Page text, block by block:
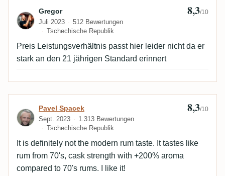
Bewertung von Gregor
Gregor
Juli 2023
512 Bewertungen
Tschechische Republik
8,3/10
Preis Leistungsverhältnis passt hier leider nicht da er
stark an den 21 jährigen Standard erinnert
Bewertung von Pavel Spacek
Pavel Spacek
Sept. 2023
1.313 Bewertungen
Tschechische Republik
8,3/10
It is definitely not the modern rum taste. It tastes like
rum from 70's, cask strength with +200% aroma
compared to 70's rums. I like it!